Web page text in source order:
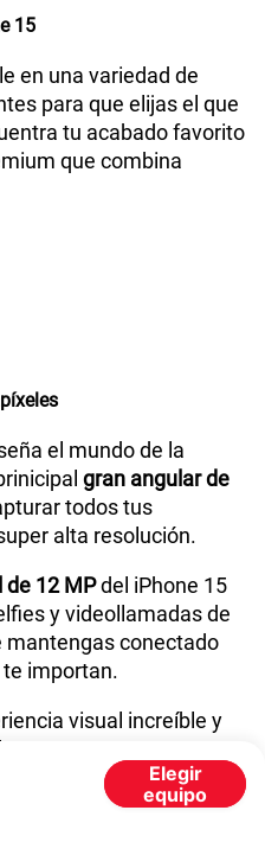
Batería de iones de litio
17 | Cable de carga USB‑C |
Documentación
en 30 minutos12 con un
separado)
15 W
15
en una variedad de
para que elijas el que
tu acabado favorito
que combina
el mundo de la
gran angular de
todos tus
alta resolución.
12 MPdel iPhone 15
y videollamadas de
mantengas conectado
importan.
visual increíble y
que capturan sus
con una pantalla
porque las
Elegir
equipo